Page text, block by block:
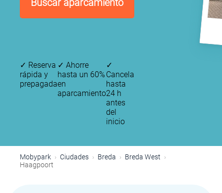
✓ Reserva
rápida y
prepagada
✓ Ahorre
hasta un 60%
en
aparcamiento
✓
Cancela
hasta
24 h
antes
del
inicio
Mobypark Ciudades Breda
Breda West
Haagpoort